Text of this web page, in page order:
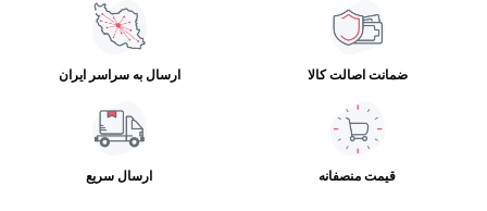
ضمانت اصالت کالا ارسال به سراسر ایران
قیمت منصفانه ارسال سریع